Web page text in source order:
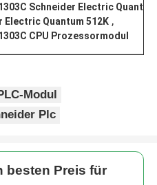
Schneider Electric Quantum
Electric Quantum 512K ,
CPU Prozessormodul
Modul
Plc
besten Preis für